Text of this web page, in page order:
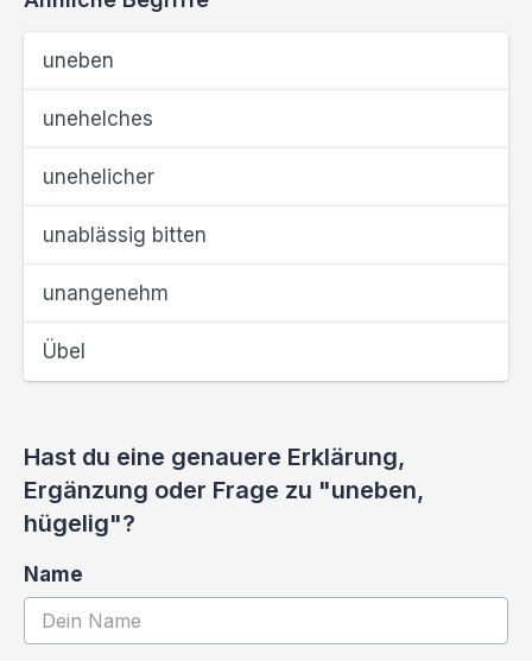
uneben
unehelches
unehelicher
unablässig bitten
unangenehm
Übel
Hast du eine genauere Erklärung,
Ergänzung oder Frage zu "uneben,
hügelig"?
Name